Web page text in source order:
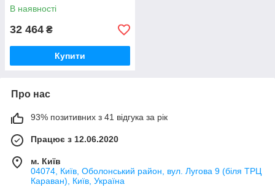
В наявності
32 464 ₴
Купити
Про нас
93% позитивних з 41 відгука за рік
Працює з 12.06.2020
м. Київ
04074, Київ, Оболонський район, вул. Лугова 9 (біля ТРЦ
Караван), Київ, Україна